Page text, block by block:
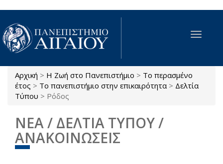
Παράκαμψη προς το κυρίως περιεχόμενο
Toggle
Είστε εδώ
Αρχική > Η Ζωή στο Πανεπιστήμιο > Το περασμένο
έτος > Το πανεπιστήμιο στην επικαιρότητα > Δελτία
Τύπου > Ρόδος
ΝΕΑ / ΔΕΛΤΙΑ ΤΥΠΟΥ /
ΑΝΑΚΟΙΝΩΣΕΙΣ